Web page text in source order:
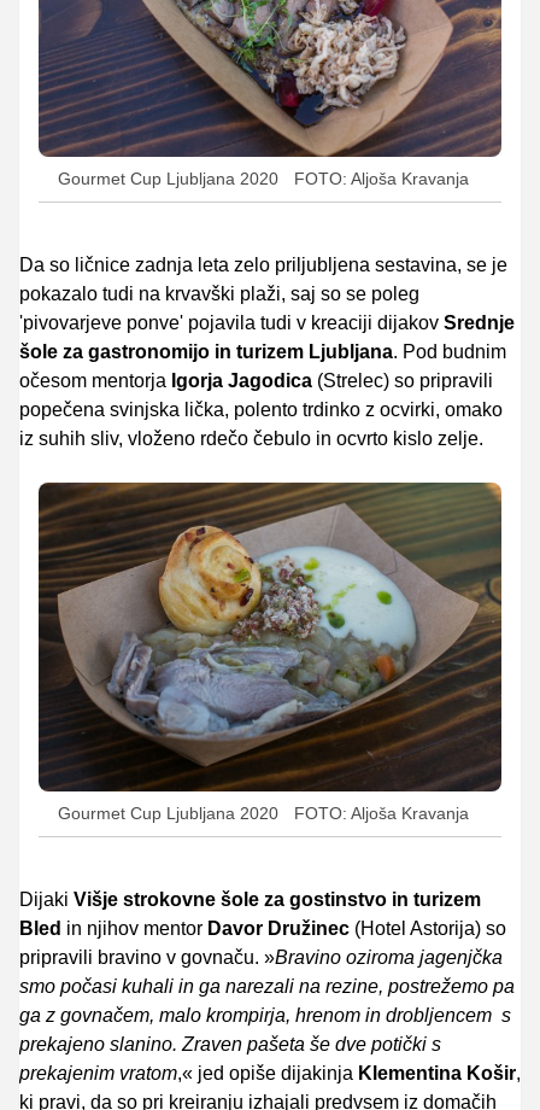
Gourmet Cup Ljubljana 2020 FOTO: Aljoša Kravanja
Da so ličnice zadnja leta zelo priljubljena sestavina, se je
pokazalo tudi na krvavški plaži, saj so se poleg
'pivovarjeve ponve' pojavila tudi v kreaciji dijakov Srednje
šole za gastronomijo in turizem Ljubljana. Pod budnim
očesom mentorja Igorja Jagodica (Strelec) so pripravili
popečena svinjska lička, polento trdinko z ocvirki, omako
iz suhih sliv, vloženo rdečo čebulo in ocvrto kislo zelje.
Gourmet Cup Ljubljana 2020 FOTO: Aljoša Kravanja
Dijaki Višje strokovne šole za gostinstvo in turizem
Bled in njihov mentor Davor Družinec (Hotel Astorija) so
pripravili bravino v govnaču. »Bravino oziroma jagenjčka
smo počasi kuhali in ga narezali na rezine, postrežemo pa
ga z govnačem, malo krompirja, hrenom in drobljencem s
prekajeno slanino. Zraven pašeta še dve potički s
prekajenim vratom,« jed opiše dijakinja Klementina Košir,
ki pravi, da so pri kreiranju izhajali predvsem iz domačih